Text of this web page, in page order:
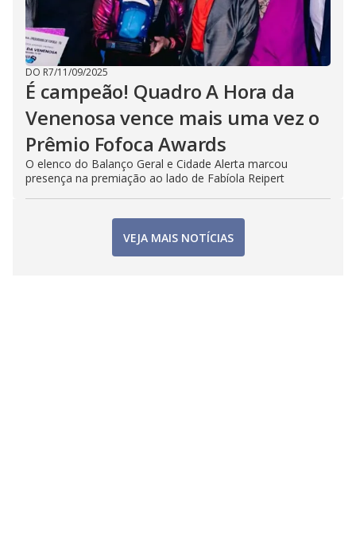
DO R7/11/09/2025
É campeão! Quadro A Hora da
Venenosa vence mais uma vez o
Prêmio Fofoca Awards
O elenco do Balanço Geral e Cidade Alerta marcou
presença na premiação ao lado de Fabíola Reipert
VEJA MAIS NOTÍCIAS